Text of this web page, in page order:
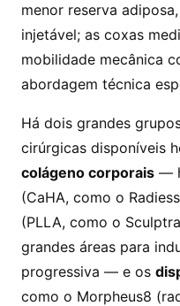
menor reserva
injetável; as coxas
mobilidade mecânica
abordagem técnica
Há dois grandes
cirúrgicas disponíveis
colágeno corporais —
(CaHA, como o
(PLLA, como o
grandes áreas para
progressiva — e os
como o Morpheus8